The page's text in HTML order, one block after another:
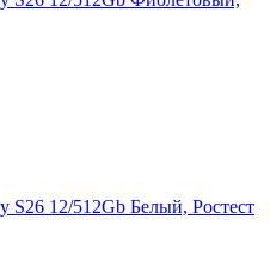
S26 12/512Gb Белый, Ростест